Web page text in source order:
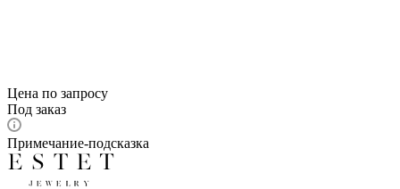
Цена по запросу
Под заказ
Примечание-подсказка